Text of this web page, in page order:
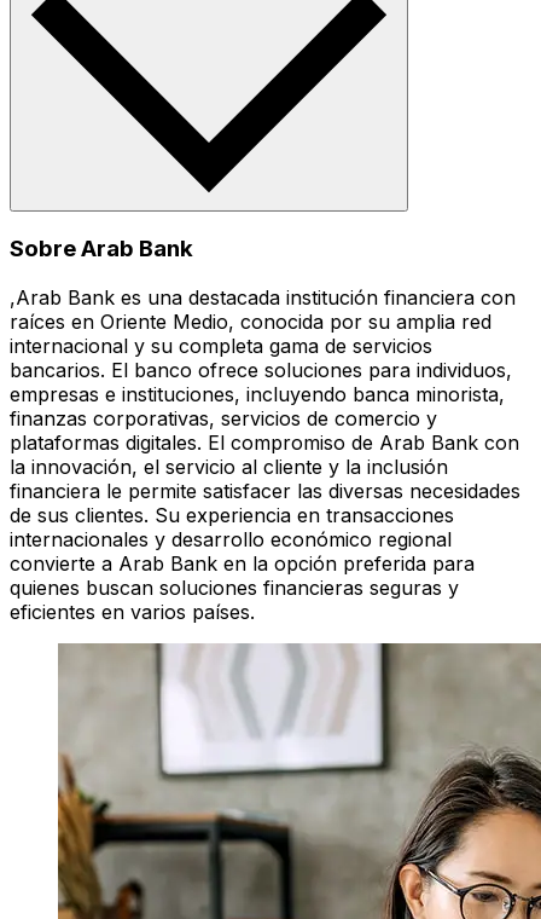
Sobre Arab Bank
,Arab Bank es una destacada institución financiera con
raíces en Oriente Medio, conocida por su amplia red
internacional y su completa gama de servicios
bancarios. El banco ofrece soluciones para individuos,
empresas e instituciones, incluyendo banca minorista,
finanzas corporativas, servicios de comercio y
plataformas digitales. El compromiso de Arab Bank con
la innovación, el servicio al cliente y la inclusión
financiera le permite satisfacer las diversas necesidades
de sus clientes. Su experiencia en transacciones
internacionales y desarrollo económico regional
convierte a Arab Bank en la opción preferida para
quienes buscan soluciones financieras seguras y
eficientes en varios países.